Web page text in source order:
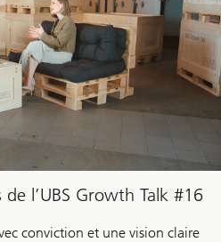
l’UBS Growth Talk #16
conviction et une vision claire